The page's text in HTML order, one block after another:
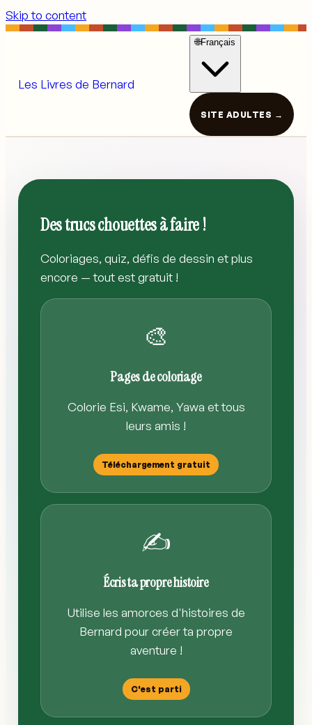
Skip to content
Les Livres de Bernard
🌐Français
SITE ADULTES →
Des trucs chouettes à faire !
Coloriages, quiz, défis de dessin et plus
encore — tout est gratuit !
🎨
Pages de coloriage
Colorie Esi, Kwame, Yawa et tous
leurs amis !
Téléchargement gratuit
✍️
Écris ta propre histoire
Utilise les amorces d'histoires de
Bernard pour créer ta propre
aventure !
C'est parti